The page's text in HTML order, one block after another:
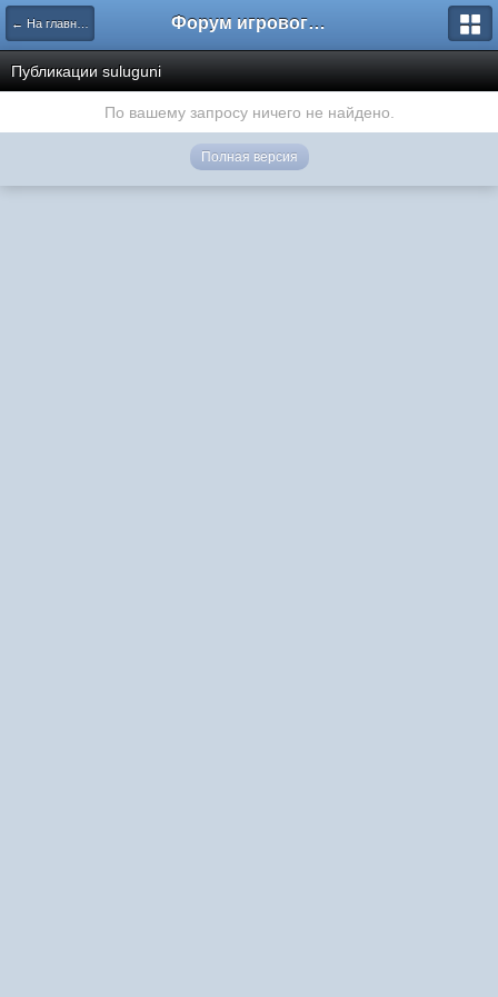
← На главную Форум игрового проекта Riverrise
Публикации suluguni
По вашему запросу ничего не найдено.
Полная версия